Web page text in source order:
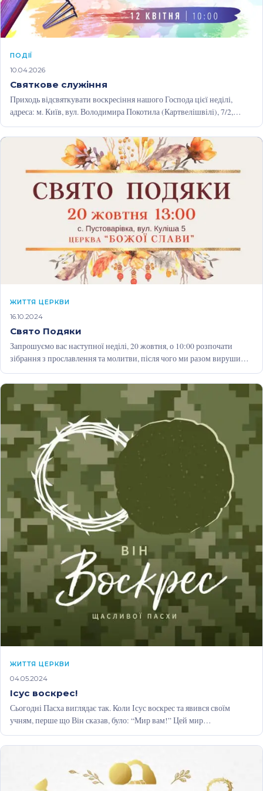
ПОДІЇ
10.04.2026
Святкове служіння
Приходь відсвяткувати воскресіння нашого Господа цієї неділі,
адреса: м. Київ, вул. Володимира Покотила (Картвелішвілі), 7/2,
ЖИТТЯ ЦЕРКВИ
16.10.2024
Свято Подяки
Запрошуємо вас наступної неділі, 20 жовтня, о 10:00 розпочати
зібрання з прославлення та молитви, після чого ми разом вирушимо
до…
ЖИТТЯ ЦЕРКВИ
04.05.2024
Ісус воскрес!
Сьогодні Пасха виглядає так. Коли Ісус воскрес та явився своїм
учням, перше що Він сказав, було: “Мир вам!” Цей мир…